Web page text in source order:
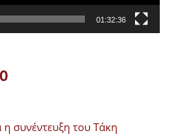
01:32:36
συνέντευξη του Τάκη